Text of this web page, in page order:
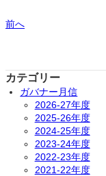
前へ
カテゴリー
ガバナー月信
2026-27年度
2025-26年度
2024-25年度
2023-24年度
2022-23年度
2021-22年度